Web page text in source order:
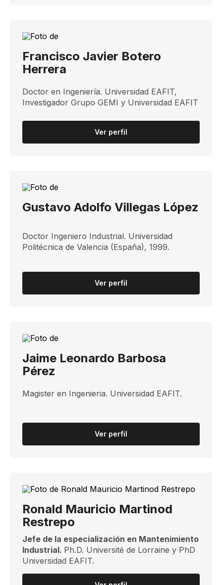
Francisco Javier Botero
Herrera
Doctor​ en Ingeniería. Universidad EAFIT​,
Investigador Grupo GEMI y Universidad EAFIT
Ver perfil
Gustavo Adolfo Villegas López
Doctor Ingeniero Industrial. Universidad
Politécnica de Valencia (España), 1999.
Ver perfil
Jaime Leonardo Barbosa
Pérez
​Magister en Ingenieria​. Universidad EAFIT.​
Ver perfil
Ronald Mauricio Martinod
Restrepo
Jefe de la especialización en Mantenimiento
Industrial. Ph.D. Université de Lorraine y PhD
Universidad EAFIT.